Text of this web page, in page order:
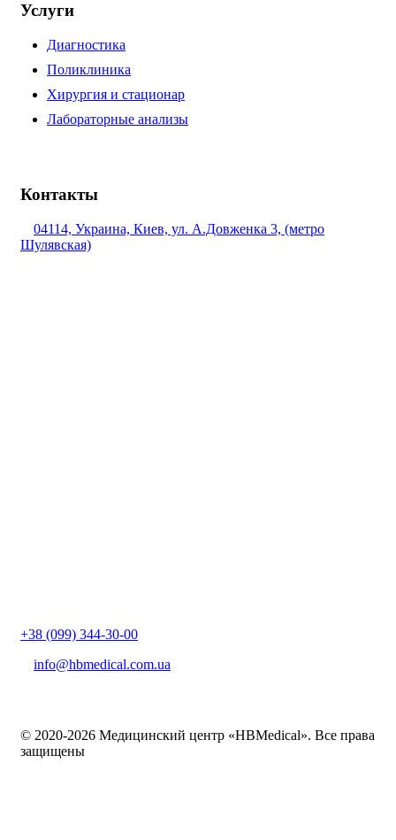
Услуги
Диагностика
Поликлиника
Хирургия и стационар
Лабораторные анализы
Контакты
04114, Украина, Киев, ул. А.Довженка 3, (метро
Шулявская)
+38 (099) 344-30-00
info@hbmedical.com.ua
© 2020-2026 Медицинский центр «HBMedical». Все права
защищены